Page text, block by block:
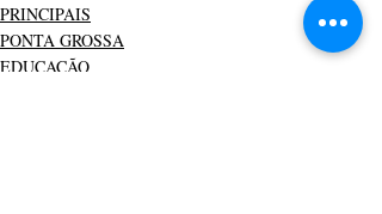
PRINCIPAIS
PONTA GROSSA
EDUCAÇÃO